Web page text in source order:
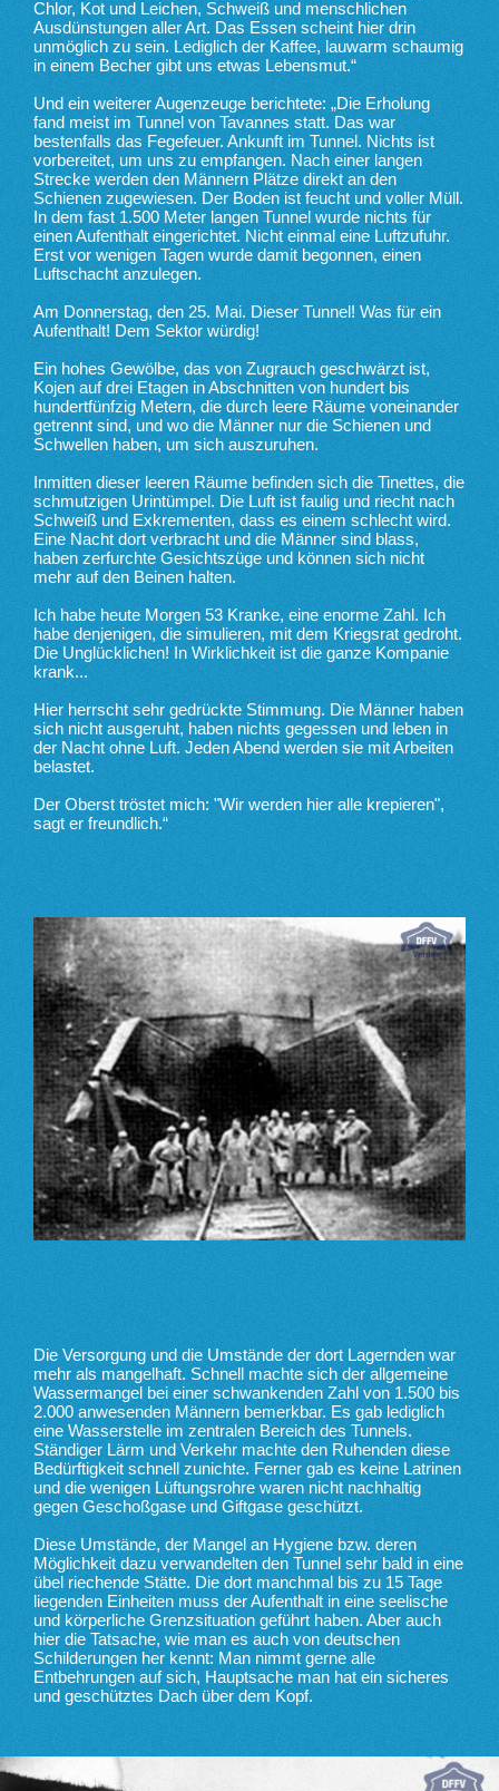
Chlor, Kot und Leichen, Schweiß und menschlichen
Ausdünstungen aller Art. Das Essen scheint hier drin
unmöglich zu sein. Lediglich der Kaffee, lauwarm schaumig
in einem Becher gibt uns etwas Lebensmut.“
Und ein weiterer Augenzeuge berichtete: „Die Erholung
fand meist im Tunnel von Tavannes statt. Das war
bestenfalls das Fegefeuer. Ankunft im Tunnel. Nichts ist
vorbereitet, um uns zu empfangen. Nach einer langen
Strecke werden den Männern Plätze direkt an den
Schienen zugewiesen. Der Boden ist feucht und voller Müll.
In dem fast 1.500 Meter langen Tunnel wurde nichts für
einen Aufenthalt eingerichtet. Nicht einmal eine Luftzufuhr.
Erst vor wenigen Tagen wurde damit begonnen, einen
Luftschacht anzulegen.
Am Donnerstag, den 25. Mai. Dieser Tunnel! Was für ein
Aufenthalt! Dem Sektor würdig!
Ein hohes Gewölbe, das von Zugrauch geschwärzt ist,
Kojen auf drei Etagen in Abschnitten von hundert bis
hundertfünfzig Metern, die durch leere Räume voneinander
getrennt sind, und wo die Männer nur die Schienen und
Schwellen haben, um sich auszuruhen.
Inmitten dieser leeren Räume befinden sich die Tinettes, die
schmutzigen Urintümpel. Die Luft ist faulig und riecht nach
Schweiß und Exkrementen, dass es einem schlecht wird.
Eine Nacht dort verbracht und die Männer sind blass,
haben zerfurchte Gesichtszüge und können sich nicht
mehr auf den Beinen halten.
Ich habe heute Morgen 53 Kranke, eine enorme Zahl. Ich
habe denjenigen, die simulieren, mit dem Kriegsrat gedroht.
Die Unglücklichen! In Wirklichkeit ist die ganze Kompanie
krank...
Hier herrscht sehr gedrückte Stimmung. Die Männer haben
sich nicht ausgeruht, haben nichts gegessen und leben in
der Nacht ohne Luft. Jeden Abend werden sie mit Arbeiten
belastet.
Der Oberst tröstet mich: "Wir werden hier alle krepieren",
sagt er freundlich.“
Die Versorgung und die Umstände der dort Lagernden war
mehr als mangelhaft. Schnell machte sich der allgemeine
Wassermangel bei einer schwankenden Zahl von 1.500 bis
2.000 anwesenden Männern bemerkbar. Es gab lediglich
eine Wasserstelle im zentralen Bereich des Tunnels.
Ständiger Lärm und Verkehr machte den Ruhenden diese
Bedürftigkeit schnell zunichte. Ferner gab es keine Latrinen
und die wenigen Lüftungsrohre waren nicht nachhaltig
gegen Geschoßgase und Giftgase geschützt.
Diese Umstände, der Mangel an Hygiene bzw. deren
Möglichkeit dazu verwandelten den Tunnel sehr bald in eine
übel riechende Stätte. Die dort manchmal bis zu 15 Tage
liegenden Einheiten muss der Aufenthalt in eine seelische
und körperliche Grenzsituation geführt haben. Aber auch
hier die Tatsache, wie man es auch von deutschen
Schilderungen her kennt: Man nimmt gerne alle
Entbehrungen auf sich, Hauptsache man hat ein sicheres
und geschütztes Dach über dem Kopf.